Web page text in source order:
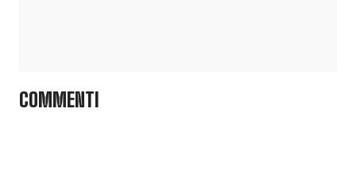
COMMENTI